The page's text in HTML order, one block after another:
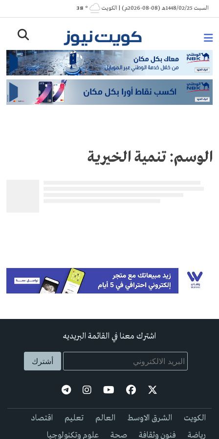
Skip
to
السبت 1448/02/25هـ (08-08-2026م) | الكويت ° 38
الوسم:تنمية الخيرية
اشترك معنا في القائمة البريديه
الكويت الشرق الاوسط العالم تعليم
اقتصاد
رياضة
فنون وثقافة صحة علوم وتكنولوجيا